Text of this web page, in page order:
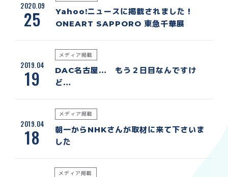
2020.09
25
Yahoo!ニュースに掲載されました！
ONEART SAPPORO 東急千華展
2019.04
19
メディア掲載
DAC名古屋… もう２日目なんですけ
ど…
2019.04
18
メディア掲載
朝一からNHKさんが取材に来て下さいま
した
メディア掲載